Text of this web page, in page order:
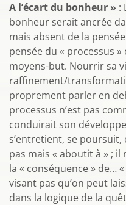
A l’écart du bonheur » :
bonheur serait ancrée
mais absent de la
pensée du « processus
moyens-but. Nourrir sa
raffinement/
proprement parler en
processus n’est pas
conduirait son
s’entretient, se
pas mais « aboutit à » ; il
la « conséquence » de…
visant pas qu’on peut
dans la logique de la